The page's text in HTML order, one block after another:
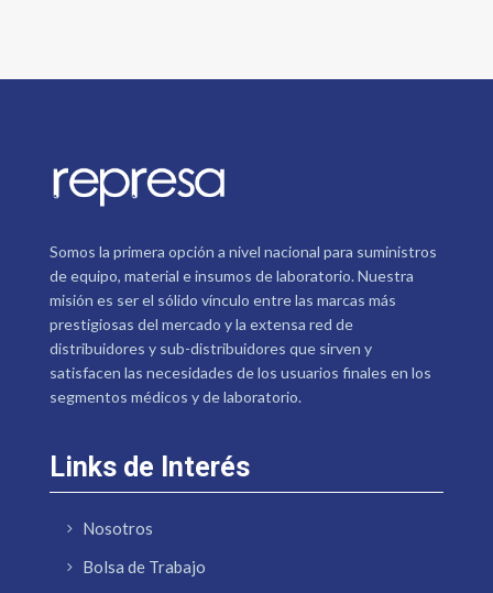
Somos la primera opción a nivel nacional para suministros
de equipo, material e insumos de laboratorio. Nuestra
misión es ser el sólido vínculo entre las marcas más
prestigiosas del mercado y la extensa red de
distribuidores y sub-distribuidores que sirven y
satisfacen las necesidades de los usuarios finales en los
segmentos médicos y de laboratorio.
Links de Interés
Nosotros
Bolsa de Trabajo